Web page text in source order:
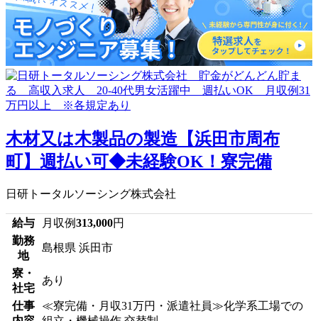
木材又は木製品の製造【浜田市周布
町】週払い可◆未経験OK！寮完備
日研トータルソーシング株式会社
給与 月収例313,000円
勤務
地
島根県 浜田市
寮・
社宅
あり
仕事
≪寮完備・月収31万円・派遣社員≫化学系工場での